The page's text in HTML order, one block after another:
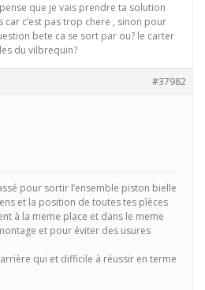
que je vais prendre ta solution
car c’est pas trop chere , sinon pour
bete ca se sort par ou? le carter
du vilbrequin?
#37982
pour sortir l’ensemble piston bielle
et la position de toutes tes pîèces
à la meme place et dans le meme
et pour éviter des usures
qui et difficile à réussir en terme